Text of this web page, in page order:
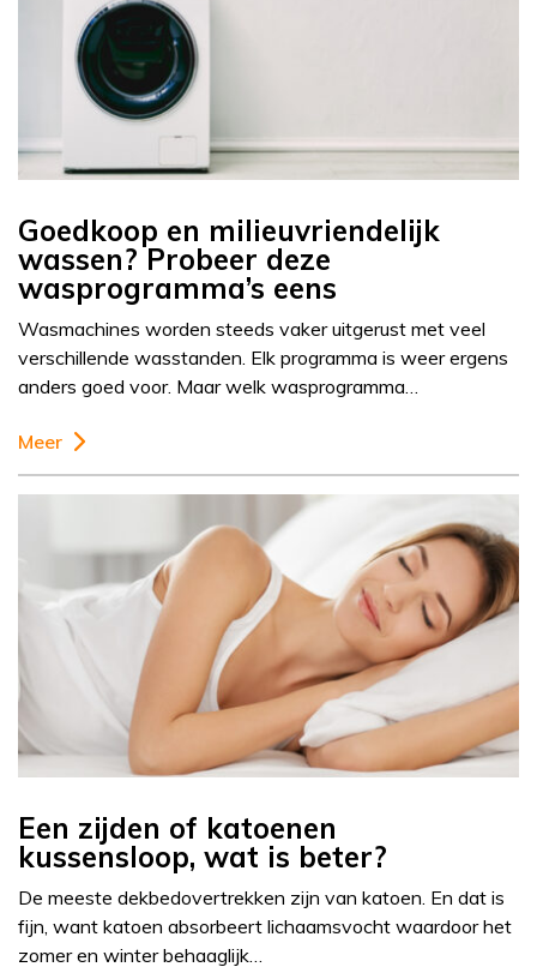
Goedkoop en milieuvriendelijk
wassen? Probeer deze
wasprogramma’s eens
Wasmachines worden steeds vaker uitgerust met veel
verschillende wasstanden. Elk programma is weer ergens
anders goed voor. Maar welk wasprogramma…
Meer
Een zijden of katoenen
kussensloop, wat is beter?
De meeste dekbedovertrekken zijn van katoen. En dat is
fijn, want katoen absorbeert lichaamsvocht waardoor het
zomer en winter behaaglijk…